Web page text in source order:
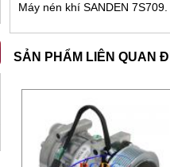
Máy nén khí SANDEN
SẢN PHẨM LIÊN QUAN